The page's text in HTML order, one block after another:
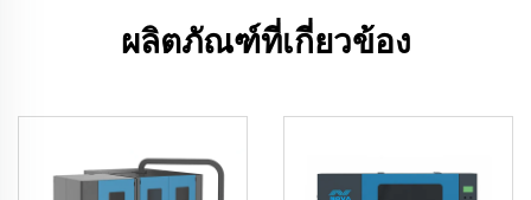
ผลิตภัณฑ์ที่เกี่ยวข้อง